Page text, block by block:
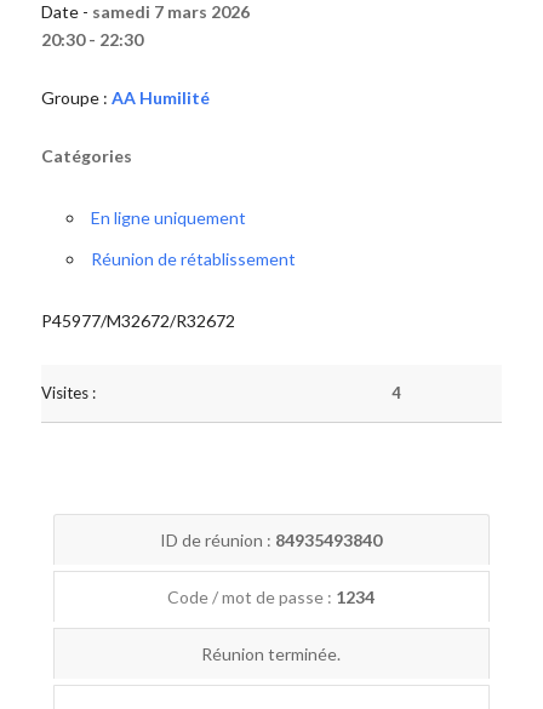
Date - samedi 7 mars 2026
20:30 - 22:30
Groupe : AA Humilité
Catégories
En ligne uniquement
Réunion de rétablissement
P45977/M32672/R32672
Visites : 4
ID de réunion : 84935493840
Code / mot de passe : 1234
Réunion terminée.